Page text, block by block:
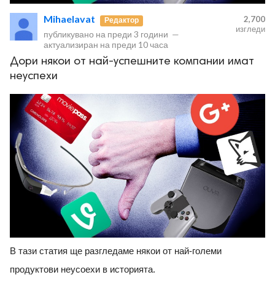
Mihaelavat Редактор
публикувано на преди 3 години —
актуализиран на преди 10 часа
2,700
изгледи
Дори някои от най-успешните компании имат
неуспехи
В тази статия ще разгледаме някои от най-големи
продуктови неусоехи в историята.